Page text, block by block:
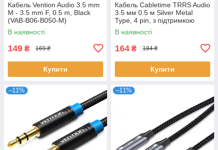
Кабель Vention Audio 3.5 mm
M - 3.5 mm F, 0.5 m, Black
(VAB-B06-B050-M)
В наявності
149 ₴ 169 ₴
Купити
Кабель Cabletime TRRS Audio
3.5 мм 0.5 м Silver Metal
Type, 4 pin, з підтримкою
мікрофона, стерео (CF18E)
В наявності
164 ₴ 184 ₴
Купити
–11% –11%